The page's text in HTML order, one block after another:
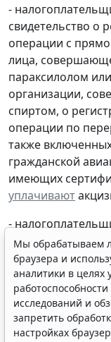
-
свидетельство о
операции с
лица,
параксилолом
организации,
спиртом, о
операции по
также
гражданской
имеющих
уплачивают
-
регистрации
прямогонным
совершающего
или
совершающей
регистрации
Мы обрабатываем
браузера и
аналитики в целях
запретить
настройках
ознакомьтесь с